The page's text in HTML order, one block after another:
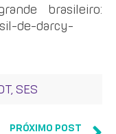
brasileiro:
de-darcy-
, SES
PRÓXIMO POST